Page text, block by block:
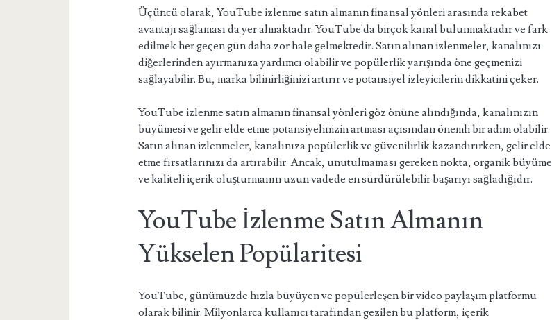
Üçüncü olarak, YouTube izlenme satın almanın finansal yönleri arasında rekabet
avantajı sağlaması da yer almaktadır. YouTube'da birçok kanal bulunmaktadır ve fark
edilmek her geçen gün daha zor hale gelmektedir. Satın alınan izlenmeler, kanalınızı
diğerlerinden ayırmanıza yardımcı olabilir ve popülerlik yarışında öne geçmenizi
sağlayabilir. Bu, marka bilinirliğinizi artırır ve potansiyel izleyicilerin dikkatini çeker.
YouTube izlenme satın almanın finansal yönleri göz önüne alındığında, kanalınızın
büyümesi ve gelir elde etme potansiyelinizin artması açısından önemli bir adım olabilir.
Satın alınan izlenmeler, kanalınıza popülerlik ve güvenilirlik kazandırırken, gelir elde
etme fırsatlarınızı da artırabilir. Ancak, unutulmaması gereken nokta, organik büyüme
ve kaliteli içerik oluşturmanın uzun vadede en sürdürülebilir başarıyı sağladığıdır.
YouTube İzlenme Satın Almanın
Yükselen Popülaritesi
YouTube, günümüzde hızla büyüyen ve popülerleşen bir video paylaşım platformu
olarak bilinir. Milyonlarca kullanıcı tarafından gezilen bu platform, içerik